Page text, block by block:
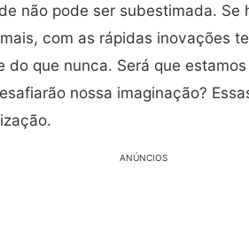
não pode ser subestimada.
com as rápidas inovações
que nunca. Será que
nossa imaginação?
ANÚNCIOS